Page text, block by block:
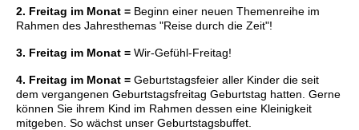
2. Freitag im Monat = Beginn einer neuen Themenreihe im
Rahmen des Jahresthemas "Reise durch die Zeit"!
3. Freitag im Monat = Wir-Gefühl-Freitag!
4. Freitag im Monat = Geburtstagsfeier aller Kinder die seit
dem vergangenen Geburtstagsfreitag Geburtstag hatten. Gerne
können Sie ihrem Kind im Rahmen dessen eine Kleinigkeit
mitgeben. So wächst unser Geburtstagsbuffet.